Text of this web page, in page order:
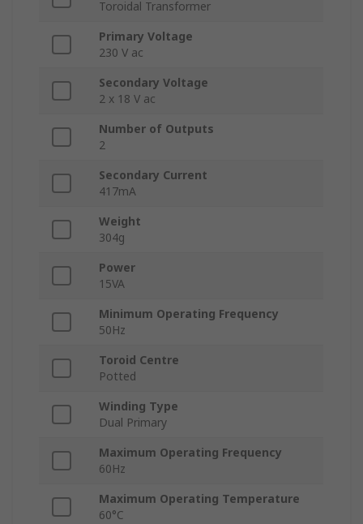
Toroidal Transformer
Primary Voltage
230 V ac
Secondary Voltage
2 x 18 V ac
Number of Outputs
2
Secondary Current
417mA
Weight
304g
Power
15VA
Minimum Operating Frequency
50Hz
Toroid Centre
Potted
Winding Type
Dual Primary
Maximum Operating Frequency
60Hz
Maximum Operating Temperature
60°C